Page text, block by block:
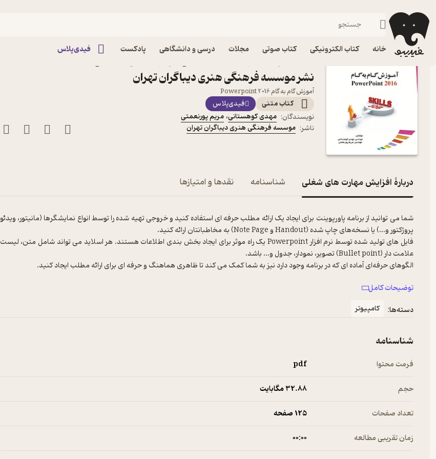
خانه کتاب الکترونیکی کتاب صوتی مجلات درسی و دانشگاهی پادکست فیدی‌پلاس
فیدیبو کتاب الکترونیکی
نشر موسسه فرهنگی هنری دیباگران تهران
آموزش گام به گام Powerpoint 2016
کتاب متنی
فیدی‌پلاس
نویسندگان: مهدی کوهستانی، مریم پورنعمتی
ناشر: موسسه فرهنگی هنری دیباگران تهران
دربارۀ افزایش مهارت های شغلی شناسنامه نقدها و امتیازها
شما می توانید از برنامه پاورپوینت برای ایجاد یک ارائه مطلب حرفه ای استفاده کنید و خروجی تهیه شده را توسط انواع نمایشگرها (مانیتور، ویدئو
فایل های تولید شده توسط نرم افزار Powerpoint یک راه موثر برای ایجاد بخش بندی اطلاعات هستند. هر اسلاید می تواند شامل متن، لیست
توضیحات کامل
دسته‌ها:
کامپیوتر
شناسنامه
فرمت محتوا pdf
حجم 32.۸۸ مگابایت
تعداد صفحات 125 صفحه
زمان تقریبی مطالعه ۰۰:۰۰